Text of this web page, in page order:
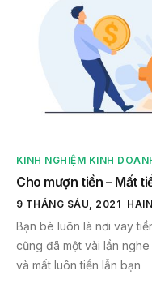
KINH NGHIỆM KINH
Cho mượn tiền – Mất
9 THÁNG SÁU, 2021
Bạn bè luôn là nơi vay
cũng đã một vài lần
và mất luôn tiền lẫn bạn